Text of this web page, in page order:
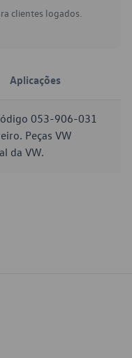
clientes logados.
Aplicações
053-906-031
Peças VW
da VW.